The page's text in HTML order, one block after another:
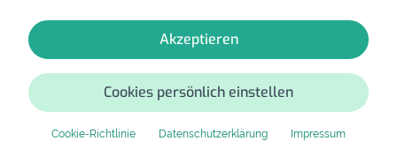
Akzeptieren
Cookies persönlich einstellen
Cookie-Richtlinie Datenschutzerklärung Impressum
Spenden
Spende Dein Gerät über
handysfuerdieumwelt.de
für einen guten Zweck.